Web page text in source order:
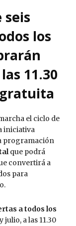
los
11.30
el ciclo de
iniciativa
programación
que podrá
convertirá a
para
a todos los
a las 11.30